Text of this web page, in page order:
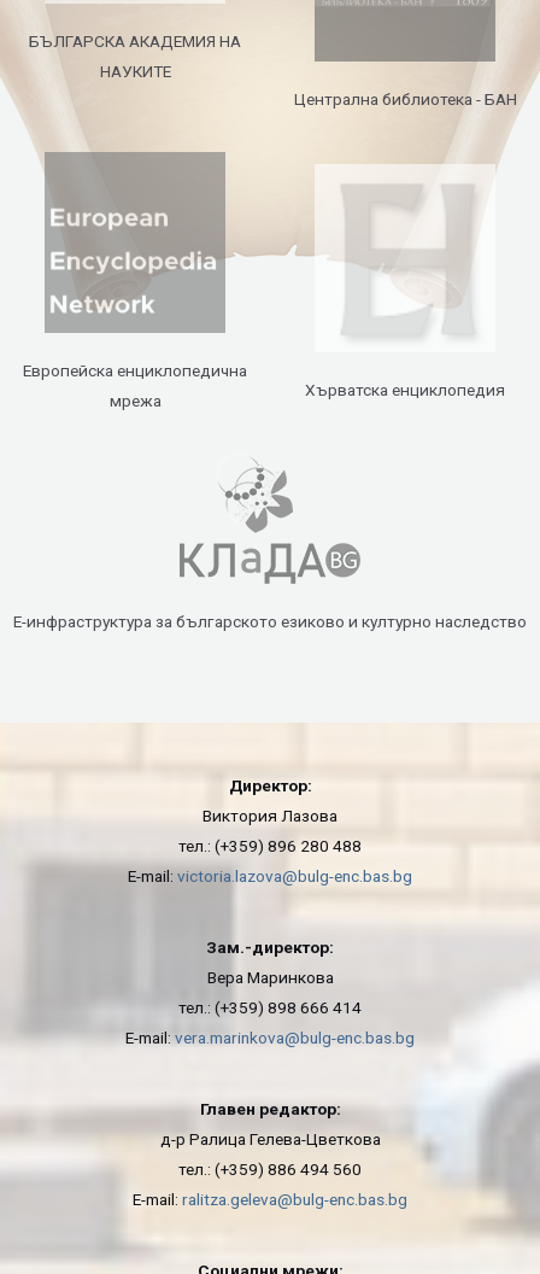
БЪЛГАРСКА АКАДЕМИЯ НА
НАУКИТЕ
Централна библиотека - БАН
Европейска енциклопедична
мрежа
Хърватска енциклопедия
Е-инфраструктура за българското езиково и културно наследство
Директор:
Виктория Лазова
тел.: (+359) 896 280 488
E-mail: victoria.lazova@bulg-enc.bas.bg
Зам.-директор:
Вера Маринкова
тел.: (+359) 898 666 414
E-mail: vera.marinkova@bulg-enc.bas.bg
Главен редактор:
д-р Ралица Гелева-Цветкова
тел.: (+359) 886 494 560
E-mail: ralitza.geleva@bulg-enc.bas.bg